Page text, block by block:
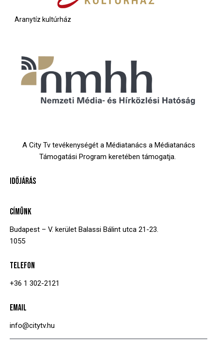
Aranytíz kultúrház
A City Tv tevékenységét a Médiatanács a Médiatanács
Támogatási Program keretében támogatja.
IDŐJÁRÁS
CÍMÜNK
Budapest – V. kerület Balassi Bálint utca 21-23.
1055
TELEFON
+36 1 302-2121
EMAIL
info@citytv.hu